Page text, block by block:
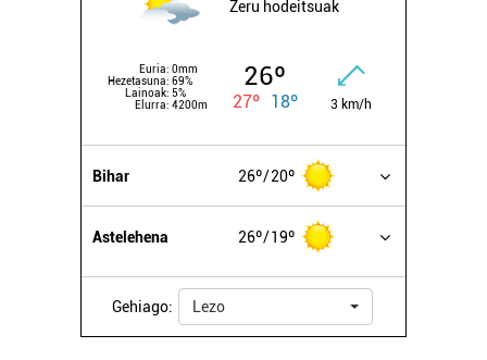
Zeru hodeitsuak
Euria: 0mm
Hezetasuna: 69%
Lainoak: 5%
Elurra: 4200m
26º
27º 18º 3 km/h
Bihar 26º 20º
Astelehena 26º 19º
Gehiago: Lezo